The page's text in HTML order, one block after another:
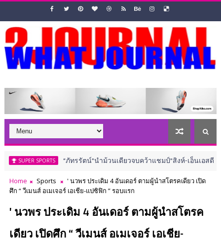
“ภัทรรัตน์”นำม้วนเดียวจบคว้าแชมป์”สิงห์-เอ็นเอสดีเอฟ” ณ สนา
Home Sports
' นวพร ประเดิม 4 อันเดอร์ ตามผู้นำสโตรคเดียว เปิด
ศึก “ วีเมนส์ อเมเจอร์ เอเชีย-แปซิฟิก ” รอบแรก
' นวพร ประเดิม 4 อันเดอร์ ตามผู้นำสโตรค
เดียว เปิดศึก “ วีเมนส์ อเมเจอร์ เอเชีย-